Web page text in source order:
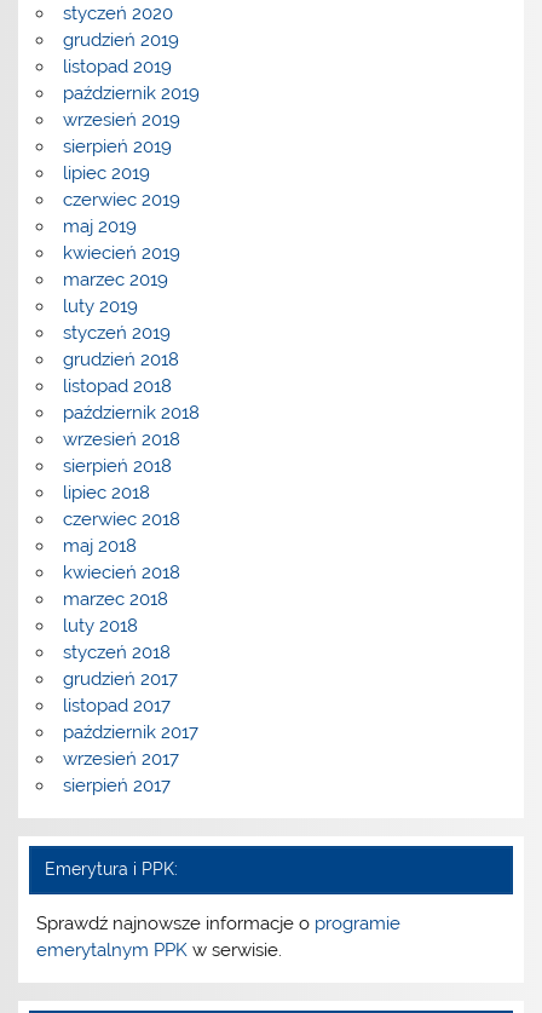
styczeń 2020
grudzień 2019
listopad 2019
październik 2019
wrzesień 2019
sierpień 2019
lipiec 2019
czerwiec 2019
maj 2019
kwiecień 2019
marzec 2019
luty 2019
styczeń 2019
grudzień 2018
listopad 2018
październik 2018
wrzesień 2018
sierpień 2018
lipiec 2018
czerwiec 2018
maj 2018
kwiecień 2018
marzec 2018
luty 2018
styczeń 2018
grudzień 2017
listopad 2017
październik 2017
wrzesień 2017
sierpień 2017
Emerytura i PPK:
Sprawdź najnowsze informacje o programie
emerytalnym PPK w serwisie.